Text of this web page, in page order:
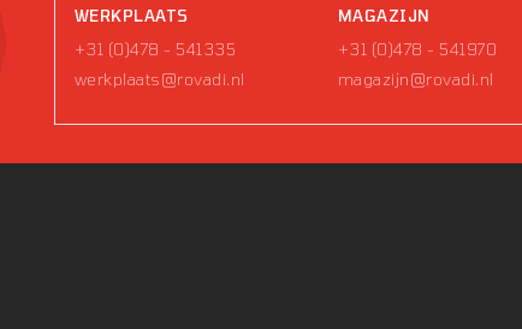
WERKPLAATS
+31 (0)478 - 541335
werkplaats@rovadi.nl
MAGAZIJN
+31 (0)478 - 541970
magazijn@rovadi.nl